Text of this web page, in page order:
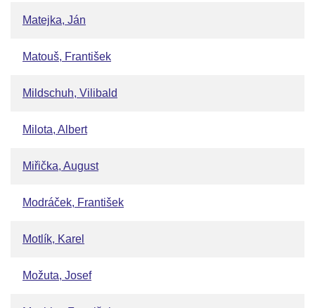
Matejka, Ján
Matouš, František
Mildschuh, Vilibald
Milota, Albert
Miřička, August
Modráček, František
Motlík, Karel
Možuta, Josef